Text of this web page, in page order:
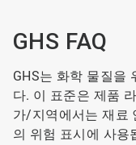
GHS FAQ
GHS는 화학 물질을
다. 이 표준은 제품
가/지역에서는 재료
의 위험 표시에 사용